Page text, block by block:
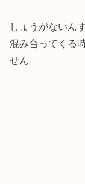
しょうがないん
混み合ってくる
せん